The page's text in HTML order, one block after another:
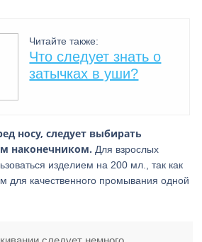
Читайте также:
Что следует знать о
затычках в уши?
носу, следует выбирать
наконечником. Для взрослых
изделием на 200 мл., так как
для качественного промывания одной